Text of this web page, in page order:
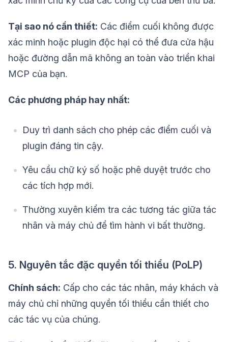
Tại sao nó cần thiết: Các điểm cuối không được
xác minh hoặc plugin độc hại có thể đưa cửa hậu
hoặc đường dẫn mã không an toàn vào triển khai
MCP của bạn.
Các phương pháp hay nhất:
Duy trì danh sách cho phép các điểm cuối và
plugin đáng tin cậy.
Yêu cầu chữ ký số hoặc phê duyệt trước cho
các tích hợp mới.
Thường xuyên kiểm tra các tương tác giữa tác
nhân và máy chủ để tìm hành vi bất thường.
5. Nguyên tắc đặc quyền tối thiểu (PoLP)
Chính sách: Cấp cho các tác nhân, máy khách và
máy chủ chỉ những quyền tối thiểu cần thiết cho
các tác vụ của chúng.